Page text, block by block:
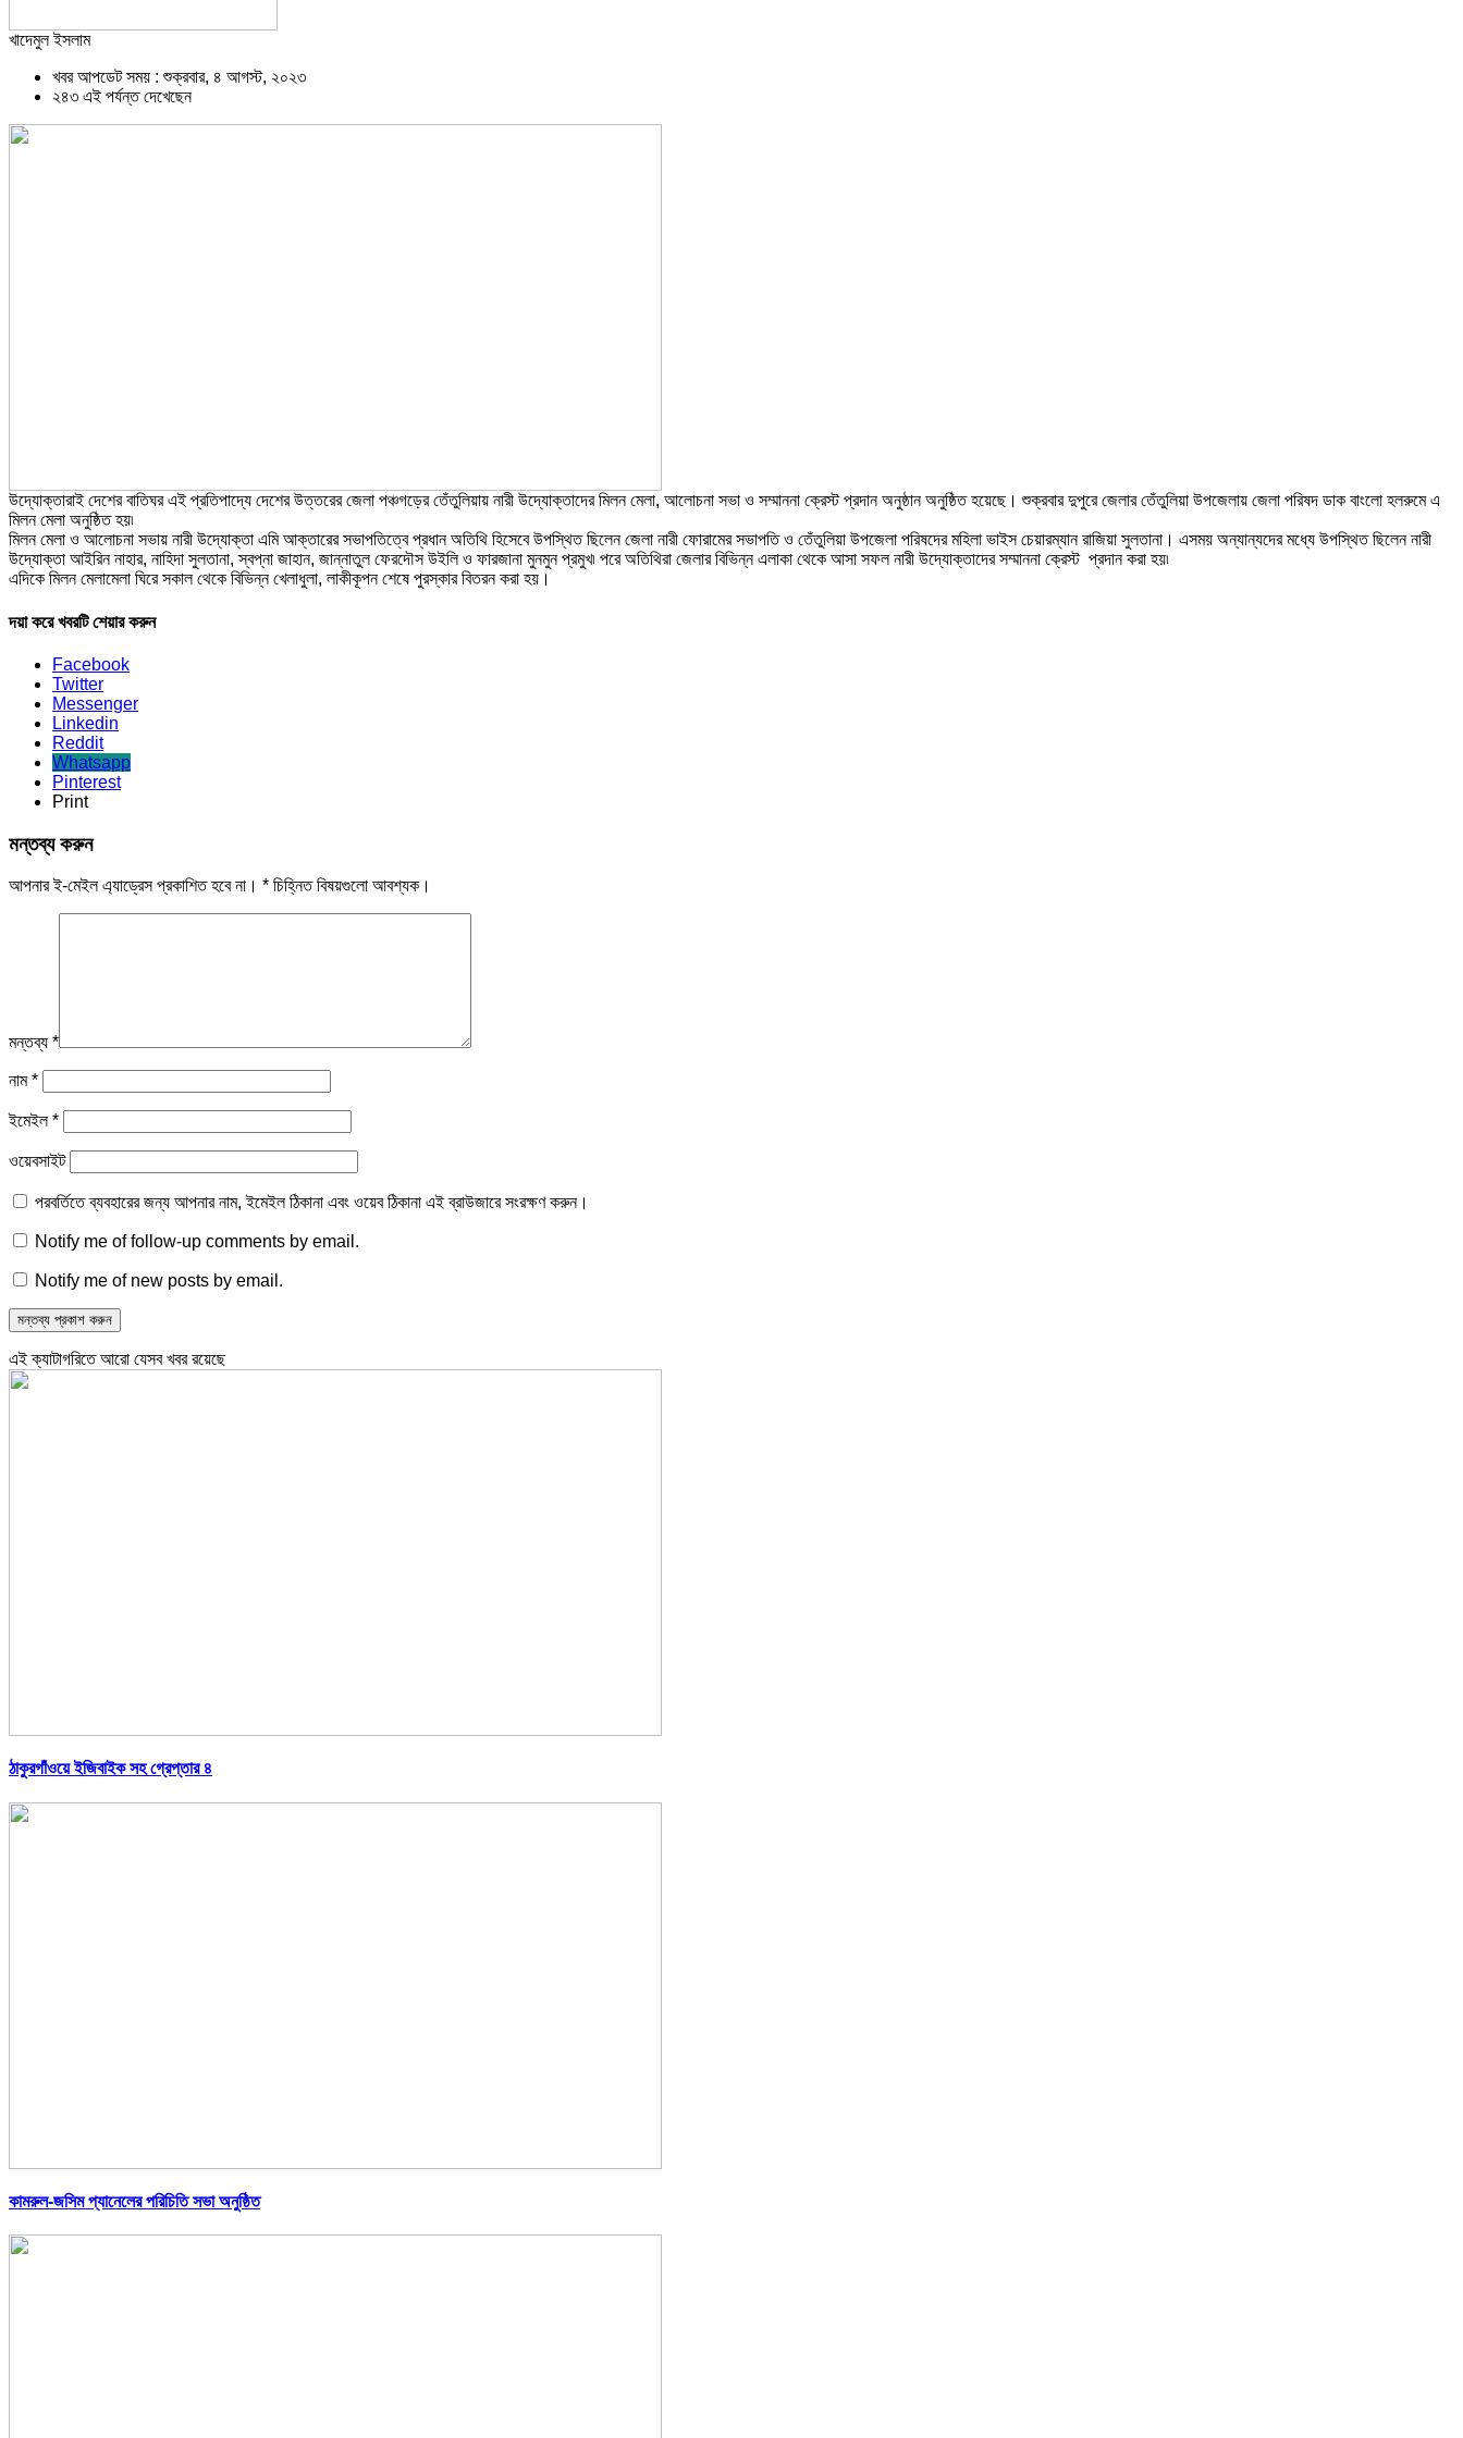
খাদেমুল ইসলাম
খবর আপডেট সময় : শুক্রবার, ৪ আগস্ট, ২০২৩
২৪৩ এই পর্যন্ত দেখেছেন
উদ্যোক্তারাই দেশের বাতিঘর এই প্রতিপাদ্যে দেশের উত্তরের জেলা পঞ্চগড়ের তেঁতুলিয়ায় নারী উদ্যোক্তাদের মিলন মেলা, আলোচনা সভা ও সম্মাননা ক্রেস্ট প্রদান অনুষ্ঠান অনুষ্ঠিত হয়েছে। শুক্রবার দুপুরে জেলার তেঁতুলিয়া উপজেলায় জেলা পরিষদ ডাক বাংলো হলরুমে এ
মিলন মেলা অনুষ্ঠিত হয়৷
মিলন মেলা ও আলোচনা সভায় নারী উদ্যোক্তা এমি আক্তারের সভাপতিত্বে প্রধান অতিথি হিসেবে উপস্থিত ছিলেন জেলা নারী ফোরামের সভাপতি ও তেঁতুলিয়া উপজেলা পরিষদের মহিলা ভাইস চেয়ারম্যান রাজিয়া সুলতানা। এসময় অন্যান্যদের মধ্যে উপস্থিত ছিলেন নারী
উদ্যোক্তা আইরিন নাহার, নাহিদা সুলতানা, স্বপ্না জাহান, জান্নাতুল ফেরদৌস উইলি ও ফারজানা মুনমুন প্রমুখ৷ পরে অতিথিরা জেলার বিভিন্ন এলাকা থেকে আসা সফল নারী উদ্যোক্তাদের সম্মাননা ক্রেস্ট প্রদান করা হয়৷
এদিকে মিলন মেলামেলা ঘিরে সকাল থেকে বিভিন্ন খেলাধুলা, লাকীকূপন শেষে পুরস্কার বিতরন করা হয়।
দয়া করে খবরটি শেয়ার করুন
Facebook
Twitter
Messenger
Linkedin
Reddit
Whatsapp
Pinterest
Print
মন্তব্য করুন
আপনার ই-মেইল এ্যাড্রেস প্রকাশিত হবে না। * চিহ্নিত বিষয়গুলো আবশ্যক।
মন্তব্য *
নাম*
ইমেইল*
ওয়েবসাইট
পরবর্তিতে ব্যবহারের জন্য আপনার নাম, ইমেইল ঠিকানা এবং ওয়েব ঠিকানা এই ব্রাউজারে সংরক্ষণ করুন।
Notify me of follow-up comments by email.
Notify me of new posts by email.
এই ক্যাটাগরিতে আরো যেসব খবর রয়েছে
ঠাকুরগাঁওয়ে ইজিবাইক সহ গ্রেপ্তার ৪
কামরুল-জসিম প্যানেলের পরিচিতি সভা অনুষ্ঠিত